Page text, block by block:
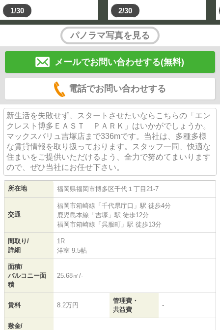
1/30 2/30
パノラマ写真を見る
メールでお問い合わせする(無料)
電話でお問い合わせする
新生活を失敗せず、スタートさせたいならこちらの「エン
クレスト博多ＥＡＳＴ ＰＡＲＫ」はいかがでしょうか。
マックスバリュ吉塚店まで336mです。当社は、多種多様
な賃貸情報を取り扱っております。スタッフ一同、快適な
住まいをご提供いただけるよう、全力で努めてまいります
ので、ぜひ当社にお任せ下さい。
所在地 福岡県福岡市博多区千代 １丁目21-7
交通
福岡市箱崎線 「千代県庁口 」駅 徒歩4分
鹿児島本線 「吉塚 」駅 徒歩12分
福岡市箱崎線 「呉服町 」駅 徒歩13分
間取り/
詳細
1R
洋室 9.5帖
面積/
バルコニー面
積
25.68㎡/-
賃料 8.2万円
管理費・
共益費
-
敷金/